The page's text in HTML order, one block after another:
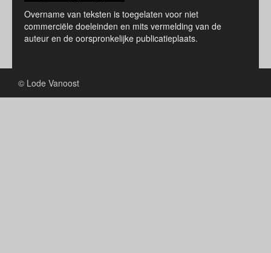
Overname van teksten is toegelaten voor niet
commerciële doeleinden en mits vermelding van de
auteur en de oorspronkelijke publicatieplaats.
© Lode Vanoost